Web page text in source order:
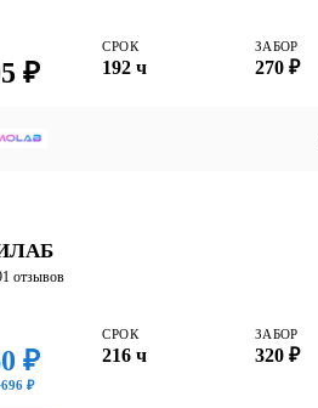
₽
СРОК
192 ч
ЗАБОР
270 ₽
отзывов
₽
₽
СРОК
216 ч
ЗАБОР
320 ₽